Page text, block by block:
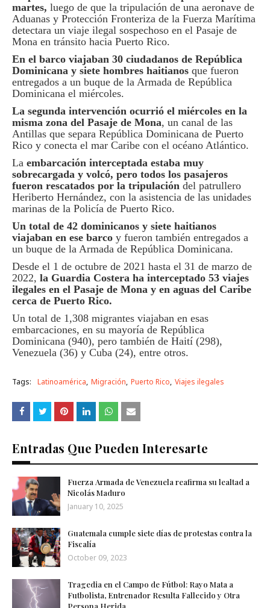
martes, luego de que la tripulación de una aeronave de
Aduanas y Protección Fronteriza de la Fuerza Marítima
detectara un viaje ilegal sospechoso en el Pasaje de
Mona en tránsito hacia Puerto Rico.
En el barco viajaban 30 ciudadanos de República
Dominicana y siete hombres haitianos que fueron
entregados a un buque de la Armada de República
Dominicana el miércoles.
La segunda intervención ocurrió el miércoles en la
misma zona del Pasaje de Mona, un canal de las
Antillas que separa República Dominicana de Puerto
Rico y conecta el mar Caribe con el océano Atlántico.
La embarcación interceptada estaba muy
sobrecargada y volcó, pero todos los pasajeros
fueron rescatados por la tripulación del patrullero
Heriberto Hernández, con la asistencia de las unidades
marinas de la Policía de Puerto Rico.
Un total de 42 dominicanos y siete haitianos
viajaban en ese barco y fueron también entregados a
un buque de la Armada de República Dominicana.
Desde el 1 de octubre de 2021 hasta el 31 de marzo de
2022, la Guardia Costera ha interceptado 53 viajes
ilegales en el Pasaje de Mona y en aguas del Caribe
cerca de Puerto Rico.
Un total de 1,308 migrantes viajaban en esas
embarcaciones, en su mayoría de República
Dominicana (940), pero también de Haití (298),
Venezuela (36) y Cuba (24), entre otros.
Tags: Latinoamérica Migración Puerto Rico Viajes ilegales
Entradas Que Pueden Interesarte
Fuerza Armada de Venezuela reafirma su lealtad a
Nicolás Maduro
January 10, 2025
Guatemala cumple siete días de protestas contra la
Fiscalía
October 09, 2023
Tragedia en el Campo de Fútbol: Rayo Mata a
Futbolista, Entrenador Resulta Fallecido y Otra
Persona Herida